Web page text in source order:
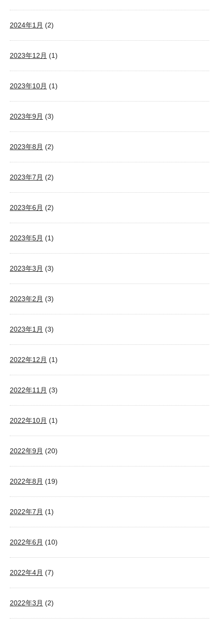
2024年1月 (2)
2023年12月 (1)
2023年10月 (1)
2023年9月 (3)
2023年8月 (2)
2023年7月 (2)
2023年6月 (2)
2023年5月 (1)
2023年3月 (3)
2023年2月 (3)
2023年1月 (3)
2022年12月 (1)
2022年11月 (3)
2022年10月 (1)
2022年9月 (20)
2022年8月 (19)
2022年7月 (1)
2022年6月 (10)
2022年4月 (7)
2022年3月 (2)